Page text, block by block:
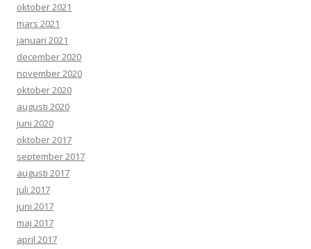
oktober 2021
mars 2021
januari 2021
december 2020
november 2020
oktober 2020
augusti 2020
juni 2020
oktober 2017
september 2017
augusti 2017
juli 2017
juni 2017
maj 2017
april 2017